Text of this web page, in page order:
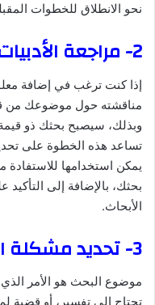
نحو الانطلاق للخطوات
2- مراجعة الأدبيات
إذا كنت ترغب في إضافة
مناقشته حول موضوعك من
وبذلك، سيصبح بحثك ذو
تساعد هذه الخطوة على
يمكن استخدامها
بحثك، بالإضافة إلى
الأبحاث.
3- تحديد مشكلة البحث
موضوع البحث هو الأمر
تحتاج إلى تفسير، أو قضية